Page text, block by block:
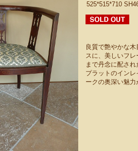
525*515*710
良質で艶やかな
スに、美しいフ
まで丹念に配さ
プラットのイン
ークの奥深い魅